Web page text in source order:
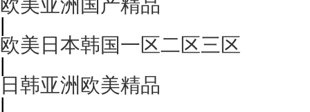
|
欧美日本韩国一区二区三区
|
日韩亚洲欧美精品
|